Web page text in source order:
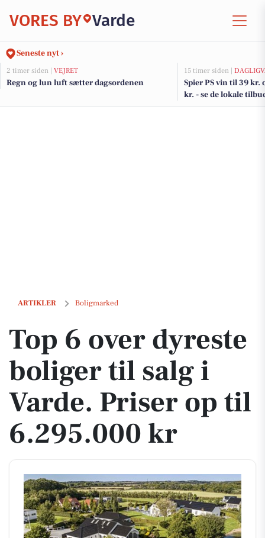
VORES BY Varde
Seneste nyt ›
2 timer siden | VEJRET
Regn og lun luft sætter dagsordenen
15 timer siden |
Spier PS vin til 39 kr.
kr. - se de lokale
ARTIKLER Boligmarked
Top 6 over dyreste boliger til salg i Varde. Priser op til 6.295.000 kr
Top 6 over dyreste
boliger til salg i
Varde. Priser op til
6.295.000 kr